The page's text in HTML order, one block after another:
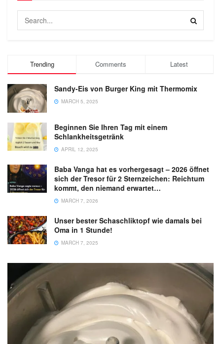
Trending Comments Latest
Sandy-Eis von Burger King mit Thermomix
MARCH 5, 2025
Beginnen Sie Ihren Tag mit einem
Schlankheitsgetränk
APRIL 12, 2025
Baba Vanga hat es vorhergesagt – 2026 öffnet
sich der Tresor für 2 Sternzeichen: Reichtum
kommt, den niemand erwartet…
MARCH 7, 2026
Unser bester Schaschliktopf wie damals bei
Oma in 1 Stunde!
MARCH 7, 2025